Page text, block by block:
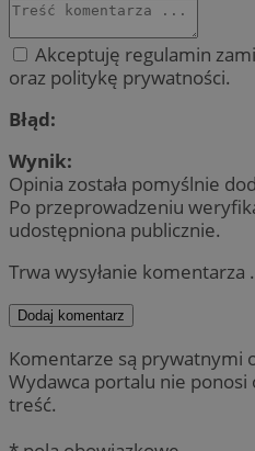
Akceptuję regulamin
oraz politykę prywatności.
Błąd:
Wynik:
Opinia została pomyślnie
Po przeprowadzeniu
udostępniona publicznie.
Trwa wysyłanie komentarza
Dodaj komentarz
Komentarze są prywatnymi
Wydawca portalu nie ponosi
treść.